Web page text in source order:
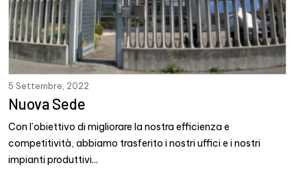
5 Settembre, 2022
Nuova Sede
Con l’obiettivo di migliorare la nostra efficienza e
competitività, abbiamo trasferito i nostri uffici e i nostri
impianti produttivi...